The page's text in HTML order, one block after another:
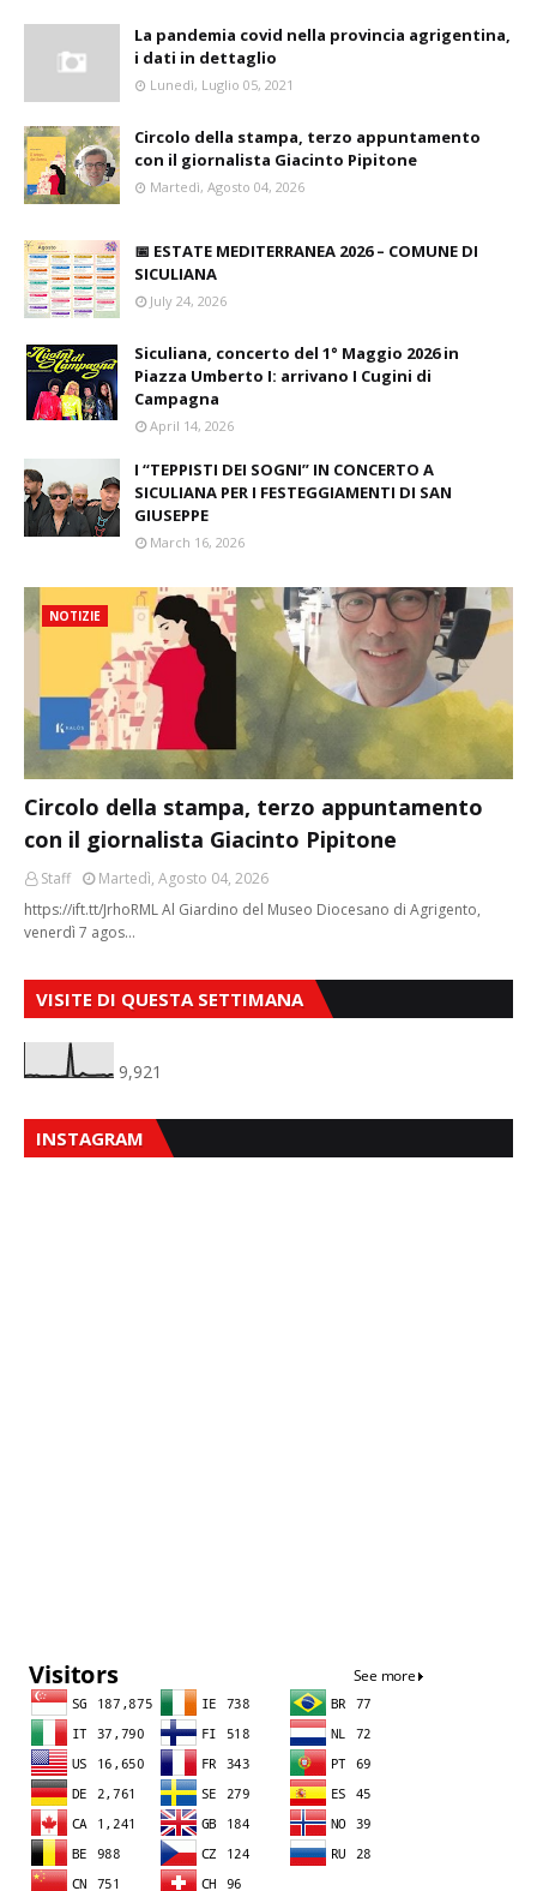
La pandemia covid nella provincia agrigentina,
i dati in dettaglio
Lunedì, Luglio 05, 2021
Circolo della stampa, terzo appuntamento
con il giornalista Giacinto Pipitone
Martedì, Agosto 04, 2026
📅 ESTATE MEDITERRANEA 2026 – COMUNE DI
SICULIANA
July 24, 2026
Siculiana, concerto del 1° Maggio 2026 in
Piazza Umberto I: arrivano I Cugini di
Campagna
April 14, 2026
I “TEPPISTI DEI SOGNI” IN CONCERTO A
SICULIANA PER I FESTEGGIAMENTI DI SAN
GIUSEPPE
March 16, 2026
NOTIZIE
Circolo della stampa, terzo appuntamento
con il giornalista Giacinto Pipitone
Staff
Martedì, Agosto 04, 2026
https://ift.tt/JrhoRML Al Giardino del Museo Diocesano di Agrigento,
venerdì 7 agos…
VISITE DI QUESTA SETTIMANA
9,921
INSTAGRAM